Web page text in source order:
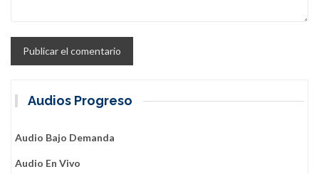
Audios Progreso
Audio Bajo Demanda
Audio En Vivo